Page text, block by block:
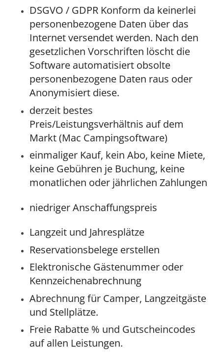
DSGVO / GDPR Konform da keinerlei
personenbezogene Daten über das
Internet versendet werden. Nach den
gesetzlichen Vorschriften löscht die
Software automatisiert obsolte
personenbezogene Daten raus oder
Anonymisiert diese.
derzeit bestes
Preis/Leistungsverhältnis auf dem
Markt (Mac Campingsoftware)
einmaliger Kauf, kein Abo, keine Miete,
keine Gebühren je Buchung, keine
monatlichen oder jährlichen Zahlungen
niedriger Anschaffungspreis
Langzeit und Jahresplätze
Reservationsbelege erstellen
Elektronische Gästenummer oder
Kennzeichenabrechnung
Abrechnung für Camper, Langzeitgäste
und Stellplätze.
Freie Rabatte % und Gutscheincodes
auf allen Leistungen.